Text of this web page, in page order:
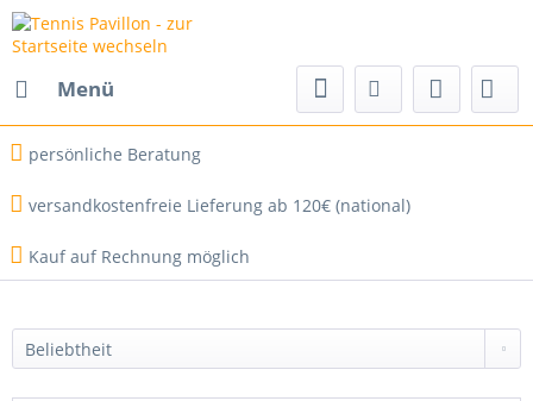
Menü
persönliche Beratung
versandkostenfreie Lieferung ab 120€ (national)
Kauf auf Rechnung möglich